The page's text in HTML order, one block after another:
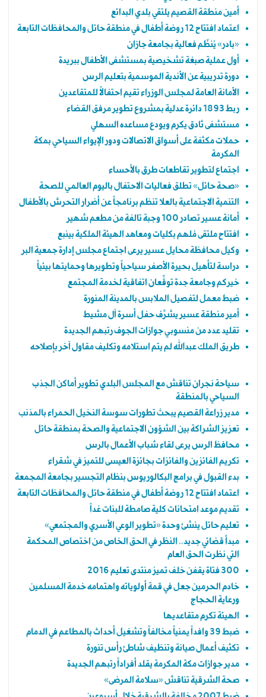
أمين منطقة القصيم يلتقي بلدي البدائع
اعتماد افتتاح 12 روضة أطفال في منطقة حائل والمحافظات التابعة
«بادر» يُنظّم فعالية بجامعة جازان
أول عملية صبغة تشخيصية بمستشفى الأطفال ببريدة
دورة تدريبية عن الأندية الموسمية بتعليم الرس
الأمانة العامة لمجلس الوزراء تقيم احتفالاً للمتقاعدين
ربط 1893 دائرة عدلية بمشروع تطوير مرفق القضاء
مستشفى ثادق يكرم ويودع مساعده السهلي
حملات مكثفة على أسواق الاتصالات ودور الإيواء السياحي بمكة
المكرمة
اجتماع لتطوير تقاطعات طرق بالأحساء
«صحة حائل» تطلق فعاليات الاحتفال باليوم العالمي للصحة
التنمية الاجتماعية بالعلا تنظم برنامجاً عن أضرار التحرش بالأطفال
أمانة عسير تصادر 100 وجبة تالفة من مطعم شهير
افتتاح ملتقى مُلهم بكليات ومعاهد الهيئة الملكية بينبع
وكيل محافظة محايل عسير يرعى اجتماع مجلس إدارة جمعية البر
دراسة لتأهيل بحيرة الأصفر سياحياً وتطويرها وحمايتها بيئياً
خيركم وجامعة جدة توقِّعان اتفاقية لخدمة المجتمع
ضبط معمل لتفصيل الملابس بالمدينة المنورة
أمير منطقة عسير يشرِّف حفل أسرة آل مشيط
تقليد عدد من منسوبي جوازات الجوف رتبهم الجديدة
طريق الملك عبدالله لم يتم استلامه وتكليف مقاول آخر بإصلاحه
سياحة نجران تناقش مع المجلس البلدي تطوير أماكن الجذب
السياحي بالمنطقة
مدير زراعة القصيم يبحث تطورات سوسة النخيل الحمراء بالمذنب
تعزيز الشراكة بين الشؤون الاجتماعية والصحة بمنطقة حائل
محافظ الرس يرعى لقاء شباب الأعمال بالرس
تكريم الفائزين والفائزات بجائزة العيسى للتميز في شقراء
بدء القبول في برامج البكالوريوس بنظام التجسير بجامعة المجمعة
اعتماد افتتاح 12 روضة أطفال في منطقة حائل والمحافظات التابعة
تقديم موعد امتحانات كلية صامطة للبنات غداً
تعليم حائل ينشئ وحدة «تطوير الوعي الأسري والمجتمعي»
مبدأ قضائي جديد.. النظر في الحق الخاص من اختصاص المحكمة
التي نظرت الحق العام
300 فتاة يقفن خلف تميز منتدى تعليم 2016
خادم الحرمين جعل في قمة أولوياته واهتمامه خدمة المسلمين
ورعاية الحجاج
الهيئة تكرم متقاعديها
ضبط 39 وافداً يمنياً مخالفاً وتشغيل أحداث بالمطاعم في الدمام
تكثيف أعمال صيانة وتنظيف شاطئ رأس تنورة
مدير جوازات مكة المكرمة يقلد أفراداً رتبهم الجديدة
صحة الشرقية تناقش «سلامة المرضى»